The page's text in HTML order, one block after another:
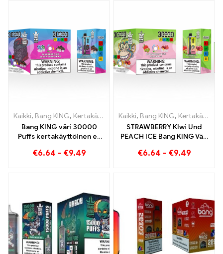
Kaikki, Bang KING, Kertakäyttöiset sähkösavukkeet Liettua ,
Bang KING väri 30000
Puffs kertakäyttöinen e-
mauilla Blueberry Ice ja
€6.64 - €9.49
Kaikki, Bang KING, Kertakäyttöiset sähkösavukkeet Liettua
STRAWBERRY KIwi Und
PEACH ICE Bang KING Väri
Kertakäyttöinen E-savuke
€6.64 - €9.49